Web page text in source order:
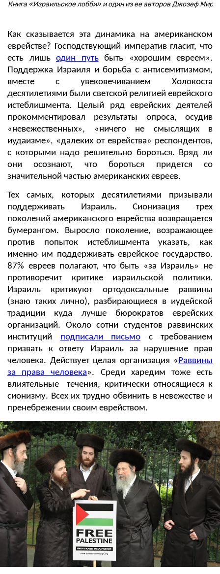
Книга «Израильское лобби» и один из ее авторов Джозеф
Как сказывается эта динамика на американском
еврействе? Господствующий императив гласит, что
есть лишь один путьбыть «хорошим евреем».
Поддержка Израиля и борьба с антисемитизмом,
вместе с увековечиванием Холокоста
десятилетиями были светской религией еврейского
истеблишмента. Целый ряд еврейских деятелей
прокомментировал результаты опроса, осудив
«невежественных», «ничего не смыслящих в
иудаизме», «далеких от еврейства» респондентов,
с которыми надо решительно бороться. Вряд ли
они осознают, что бороться придется со
значительной частью американских евреев.
Тех самых, которых десятилетиями призывали
поддерживать Израиль. Сионизация трех
поколений американского еврейства возвращается
бумерангом. Выросло поколение, возражающее
против попыток истеблишмента указать, как
именно им поддерживать еврейское государство.
87% евреев полагают, что быть «за Израиль» не
противоречит критике израильской политики.
Израиль критикуют ортодоксальные раввины
(знаю таких лично), разбирающиеся в иудейской
традиции куда лучше бюрократов еврейских
организаций. Около сотни студентов раввинских
институций подписали письмо с требованием
призвать к ответу Израиль за нарушение прав
человека. Действует целая организация « Раввины
за права человека». Среди харедим тоже есть
влиятельные течения, критически относящиеся к
сионизму. Всех их трудно обвинить в невежестве и
пренебрежении своим еврейством.